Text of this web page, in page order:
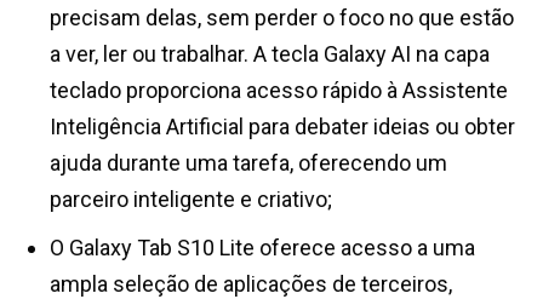
precisam delas, sem perder o foco no que estão
a ver, ler ou trabalhar. A tecla Galaxy AI na capa
teclado proporciona acesso rápido à Assistente
Inteligência Artificial para debater ideias ou obter
ajuda durante uma tarefa, oferecendo um
parceiro inteligente e criativo;
O Galaxy Tab S10 Lite oferece acesso a uma
ampla seleção de aplicações de terceiros,